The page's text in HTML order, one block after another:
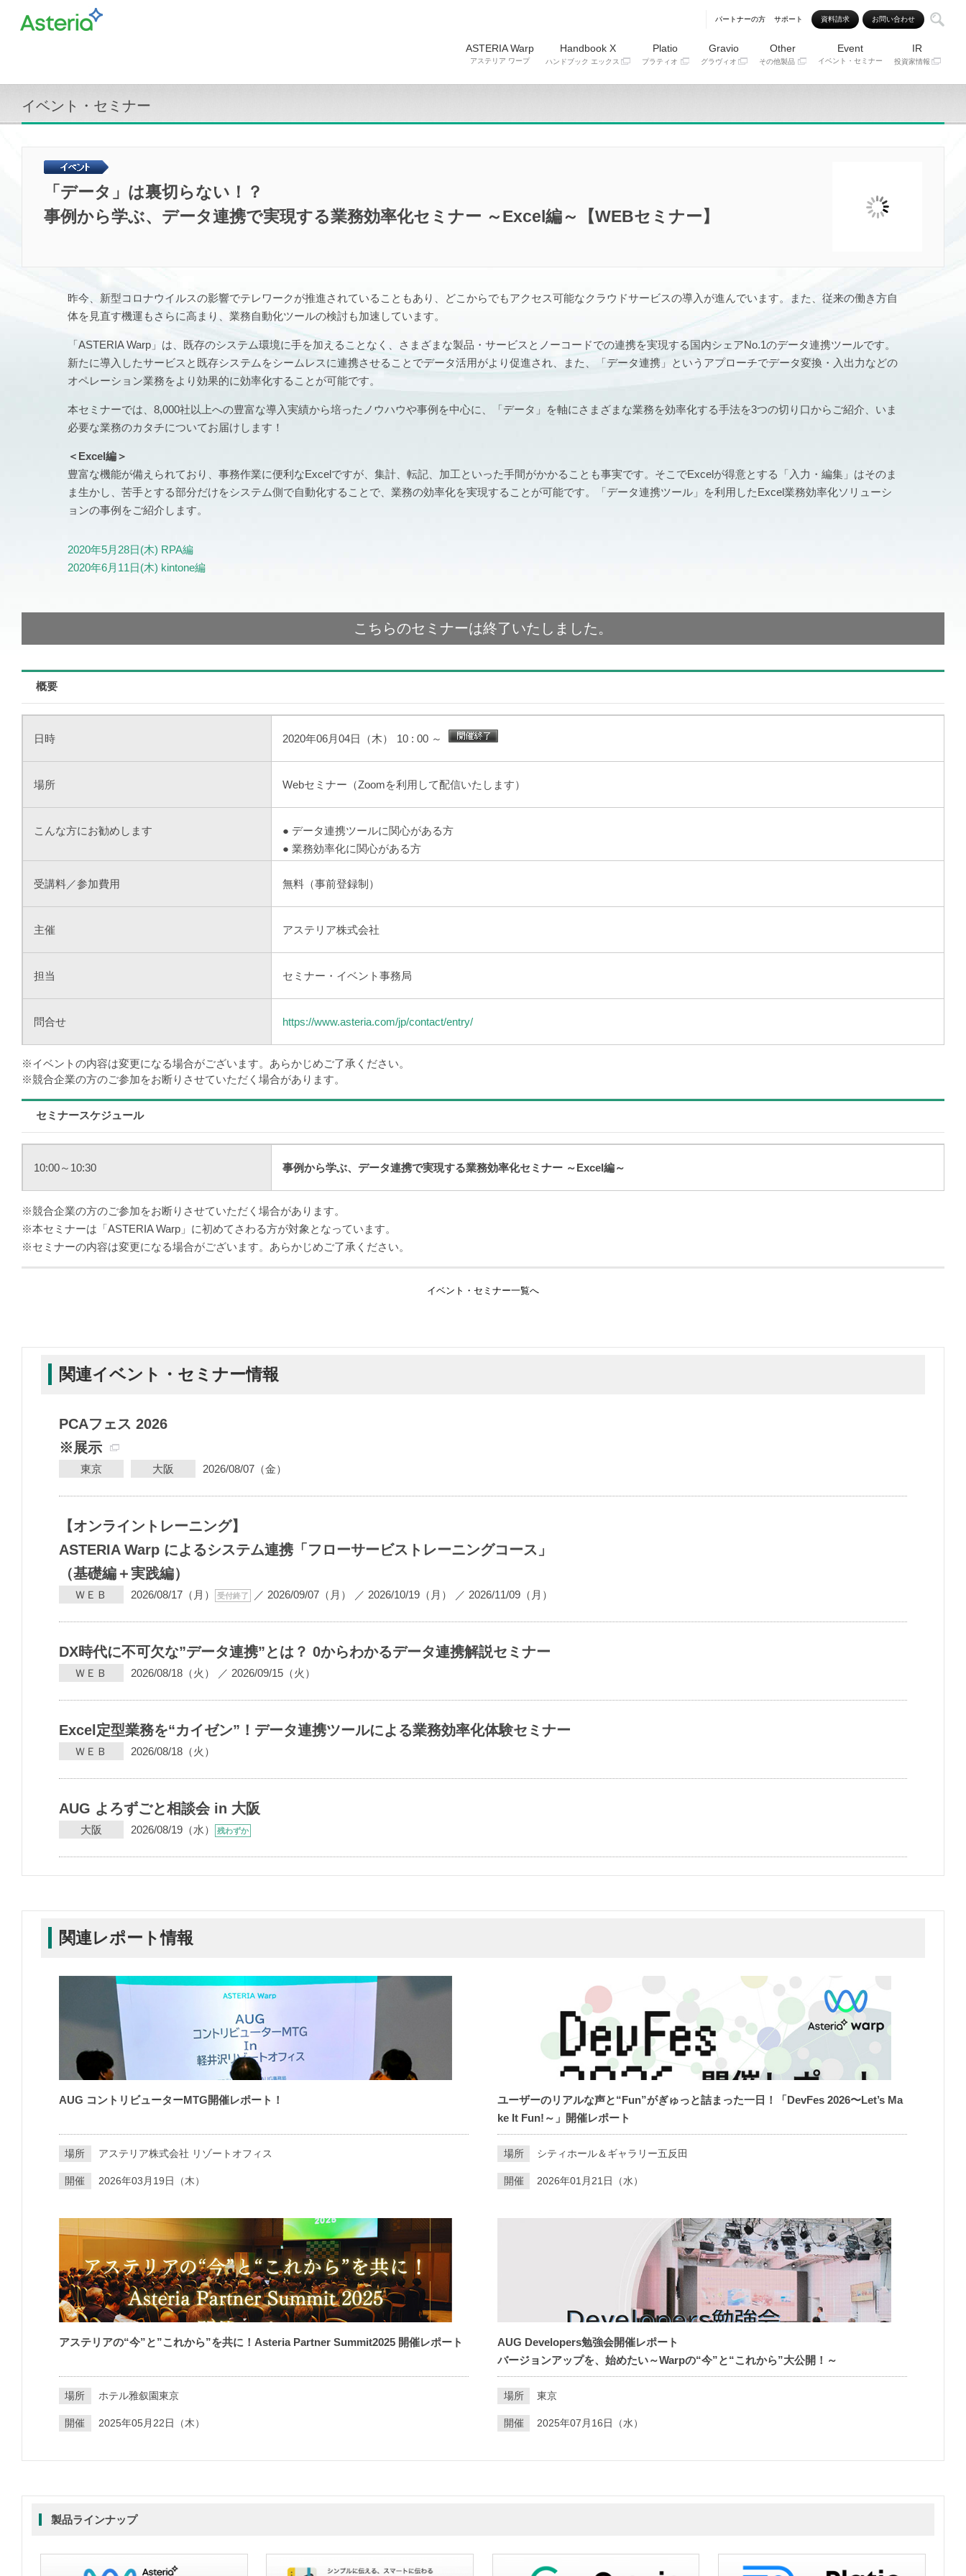
パートナーの方 サポート 資料請求 お問い合わせ
ASTERIA Warp
アステリア ワープ
Handbook X
ハンドブック エックス
Platio
プラティオ
Gravio
グラヴィオ
Other
その他製品
Event
イベント・セミナー
IR
投資家情報
イベント・セミナー
「データ」は裏切らない！？
事例から学ぶ、データ連携で実現する業務効率化セミナー ～Excel編～【WEBセミナー】
昨今、新型コロナウイルスの影響でテレワークが推進されていることもあり、どこからでもアクセス可能なクラウドサービスの導入が進んでいます。また、従来の働き方自
体を見直す機運もさらに高まり、業務自動化ツールの検討も加速しています。
「ASTERIA Warp」は、既存のシステム環境に手を加えることなく、さまざまな製品・サービスとノーコードでの連携を実現する国内シェアNo.1のデータ連携ツールです。
新たに導入したサービスと既存システムをシームレスに連携させることでデータ活用がより促進され、また、「データ連携」というアプローチでデータ変換・入出力などの
オペレーション業務をより効果的に効率化することが可能です。
本セミナーでは、8,000社以上への豊富な導入実績から培ったノウハウや事例を中心に、「データ」を軸にさまざまな業務を効率化する手法を3つの切り口からご紹介、いま
必要な業務のカタチについてお届けします！
＜Excel編＞
豊富な機能が備えられており、事務作業に便利なExcelですが、集計、転記、加工といった手間がかかることも事実です。そこでExcelが得意とする「入力・編集」はそのま
ま生かし、苦手とする部分だけをシステム側で自動化することで、業務の効率化を実現することが可能です。「データ連携ツール」を利用したExcel業務効率化ソリューシ
ョンの事例をご紹介します。
2020年5月28日(木) RPA編
2020年6月11日(木) kintone編
こちらのセミナーは終了いたしました。
概要
日時 2020年06月04日（木） 10 : 00 ～
場所 Webセミナー（Zoomを利用して配信いたします）
こんな方にお勧めします
● データ連携ツールに関心がある方
● 業務効率化に関心がある方
受講料／参加費用 無料（事前登録制）
主催 アステリア株式会社
担当 セミナー・イベント事務局
問合せ https://www.asteria.com/jp/contact/entry/
※イベントの内容は変更になる場合がございます。あらかじめご了承ください。
※競合企業の方のご参加をお断りさせていただく場合があります。
セミナースケジュール
10:00～10:30 事例から学ぶ、データ連携で実現する業務効率化セミナー ～Excel編～
※競合企業の方のご参加をお断りさせていただく場合があります。
※本セミナーは「ASTERIA Warp」に初めてさわる方が対象となっています。
※セミナーの内容は変更になる場合がございます。あらかじめご了承ください。
イベント・セミナー一覧へ
関連イベント・セミナー情報
PCAフェス 2026
※展示
東京 大阪 2026/08/07（金）
【オンライントレーニング】
ASTERIA Warp によるシステム連携「フローサービストレーニングコース」
（基礎編＋実践編）
ＷＥＢ 2026/08/17（月） 受付終了 ／ 2026/09/07（月） ／ 2026/10/19（月） ／ 2026/11/09（月）
DX時代に不可欠な”データ連携”とは？ 0からわかるデータ連携解説セミナー
ＷＥＢ 2026/08/18（火） ／ 2026/09/15（火）
Excel定型業務を“カイゼン”！データ連携ツールによる業務効率化体験セミナー
ＷＥＢ 2026/08/18（火）
AUG よろずごと相談会 in 大阪
大阪 2026/08/19（水） 残わずか
関連レポート情報
AUG コントリビューターMTG開催レポート！
場所 アステリア株式会社 リゾートオフィス
開催 2026年03月19日（木）
ユーザーのリアルな声と“Fun”がぎゅっと詰まった一日！「DevFes 2026〜Let’s Ma
ke It Fun!～」開催レポート
場所 シティホール＆ギャラリー五反田
開催 2026年01月21日（水）
アステリアの“今”と”これから”を共に！Asteria Partner Summit2025 開催レポート
場所 ホテル雅叙園東京
開催 2025年05月22日（木）
AUG Developers勉強会開催レポート
バージョンアップを、始めたい～Warpの“今”と“これから”大公開！～
場所 東京
開催 2025年07月16日（水）
製品ラインナップ